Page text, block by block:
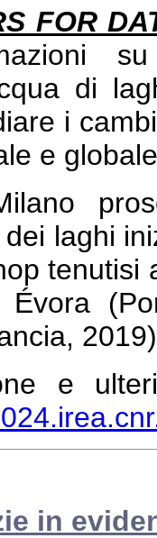
FOR
di
i
e
laghi
tenutisi
Évora
e
in